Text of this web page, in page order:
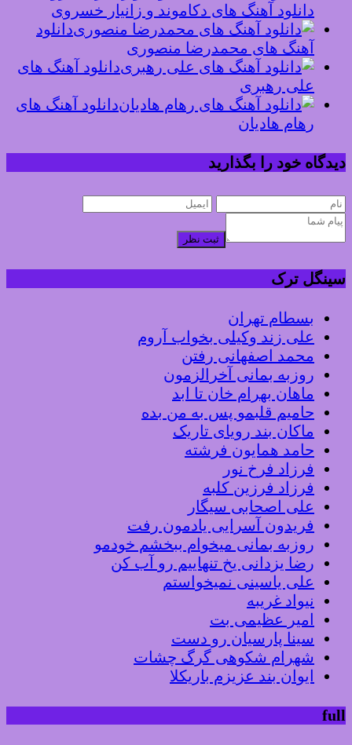
دانلود آهنگ های دکاموند و زانیار خسروی
دانلود
آهنگ های محمدرضا منصوری
دانلود آهنگ های
علی رهبری
دانلود آهنگ های
رهام هادیان
دیدگاه خود را بگذارید
ثبت نظر
سینگل ترک
بسطام تهران
علی زند وکیلی بخواب آروم
محمد اصفهانی رفتن
روزبه بمانی آخرالزمون
ماهان بهرام خان تا ابد
حامیم قلبمو پس به من بده
ماکان بند رویای تاریک
حامد همایون فرشته
فرزاد فرخ نور
فرزاد فرزین کلبه
علی اصحابی سیگار
فریدون آسرایی یادمون رفت
روزبه بمانی میخوام ببخشم خودمو
رضا یزدانی یخ تنهاییم رو آب کن
علی یاسینی نمیخواستم
نیواد غریبه
امیر عظیمی بت
سینا پارسیان رو دست
شهرام شکوهی گرگ چشات
ایوان بند عزیزم باریکلا
full